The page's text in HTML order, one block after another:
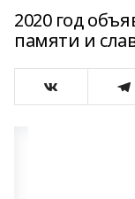
2020 год
памяти и